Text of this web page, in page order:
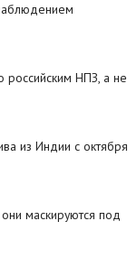
российским НПЗ, а не
из Индии с октября
маскируются под